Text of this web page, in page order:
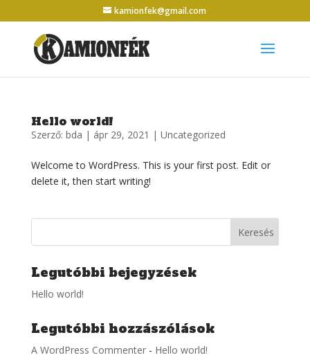
kamionfek@gmail.com
Hello world!
Szerző: bda | ápr 29, 2021 | Uncategorized
Welcome to WordPress. This is your first post. Edit or
delete it, then start writing!
Legutóbbi bejegyzések
Hello world!
Legutóbbi hozzászólások
A WordPress Commenter- Hello world!